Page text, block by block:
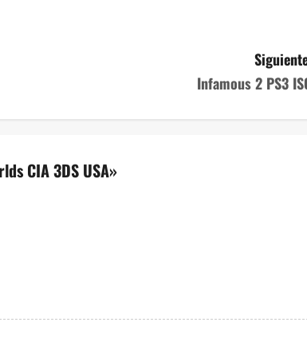
Infamous 2 PS3
CIA 3DS USA»